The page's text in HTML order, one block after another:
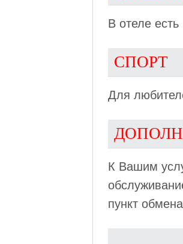
В отеле есть
СПОРТ
Для
К Вашим
пункт